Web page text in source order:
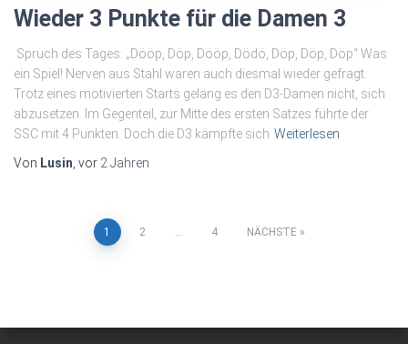
Wieder 3 Punkte für die Damen 3
Spruch des Tages: „Dööp, Döp, Dööp, Dödö, Döp, Döp, Döp“ Was
ein Spiel! Nerven aus Stahl waren auch diesmal wieder gefragt.
Trotz eines motivierten Starts gelang es den D3-Damen nicht, sich
abzusetzen. Im Gegenteil, zur Mitte des ersten Satzes führte der
SSC mit 4 Punkten. Doch die D3 kämpfte sich Weiterlesen
Von Lusin, vor 2 Jahren
Seitennummerierung
Beiträge
1 2 … 4 NÄCHSTE